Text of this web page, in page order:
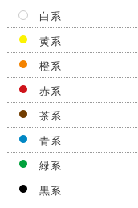
白系
黄系
橙系
赤系
茶系
青系
緑系
黒系